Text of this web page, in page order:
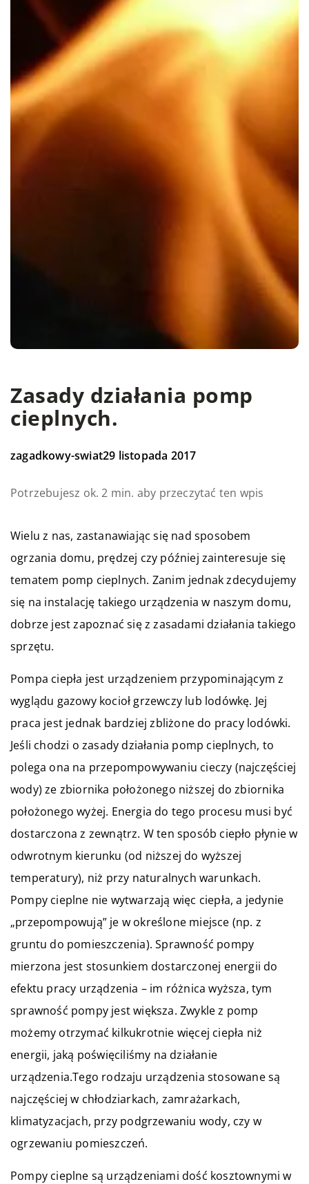
Zasady działania pomp
cieplnych.
zagadkowy-swiat29 listopada 2017
Potrzebujesz ok. 2 min. aby przeczytać ten wpis
Wielu z nas, zastanawiając się nad sposobem
ogrzania domu, prędzej czy później zainteresuje się
tematem pomp cieplnych. Zanim jednak zdecydujemy
się na instalację takiego urządzenia w naszym domu,
dobrze jest zapoznać się z zasadami działania takiego
sprzętu.
Pompa ciepła jest urządzeniem przypominającym z
wyglądu gazowy kocioł grzewczy lub lodówkę. Jej
praca jest jednak bardziej zbliżone do pracy lodówki.
Jeśli chodzi o zasady działania pomp cieplnych, to
polega ona na przepompowywaniu cieczy (najczęściej
wody) ze zbiornika położonego niższej do zbiornika
położonego wyżej. Energia do tego procesu musi być
dostarczona z zewnątrz. W ten sposób ciepło płynie w
odwrotnym kierunku (od niższej do wyższej
temperatury), niż przy naturalnych warunkach.
Pompy cieplne nie wytwarzają więc ciepła, a jedynie
„przepompowują” je w określone miejsce (np. z
gruntu do pomieszczenia). Sprawność pompy
mierzona jest stosunkiem dostarczonej energii do
efektu pracy urządzenia – im różnica wyższa, tym
sprawność pompy jest większa. Zwykle z pomp
możemy otrzymać kilkukrotnie więcej ciepła niż
energii, jaką poświęciliśmy na działanie
urządzenia.Tego rodzaju urządzenia stosowane są
najczęściej w chłodziarkach, zamrażarkach,
klimatyzacjach, przy podgrzewaniu wody, czy w
ogrzewaniu pomieszczeń.
Pompy cieplne są urządzeniami dość kosztownymi w